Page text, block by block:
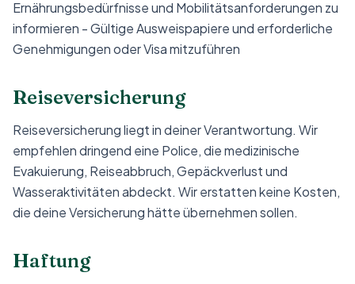
Ernährungsbedürfnisse und Mobilitätsanforderungen zu
informieren - Gültige Ausweispapiere und erforderliche
Genehmigungen oder Visa mitzuführen
Reiseversicherung
Reiseversicherung liegt in deiner Verantwortung. Wir
empfehlen dringend eine Police, die medizinische
Evakuierung, Reiseabbruch, Gepäckverlust und
Wasseraktivitäten abdeckt. Wir erstatten keine Kosten,
die deine Versicherung hätte übernehmen sollen.
Haftung